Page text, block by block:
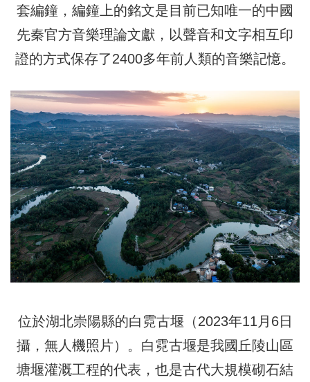
套編鐘，編鐘上的銘文是目前已知唯一的中國
先秦官方音樂理論文獻，以聲音和文字相互印
證的方式保存了2400多年前人類的音樂記憶。
位於湖北崇陽縣的白霓古堰（2023年11月6日
攝，無人機照片）。白霓古堰是我國丘陵山區
塘堰灌溉工程的代表，也是古代大規模砌石結